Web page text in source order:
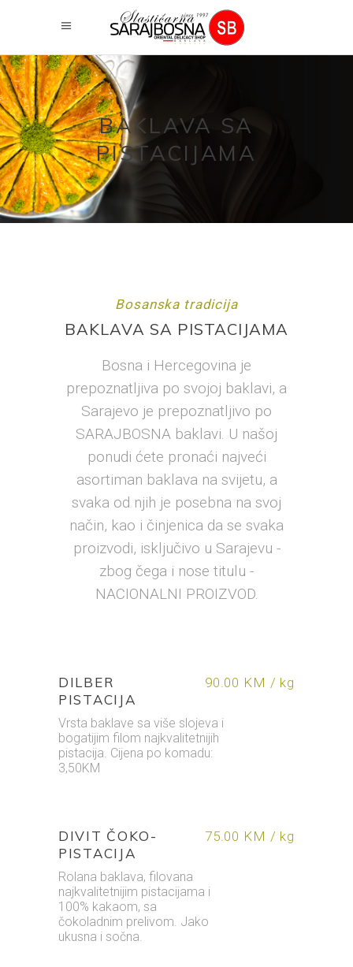
BAKLAVA SA
PISTACIJAMA
Bosanska tradicija
BAKLAVA SA PISTACIJAMA
Bosna i Hercegovina je
prepoznatljiva po svojoj baklavi, a
Sarajevo je prepoznatljivo po
SARAJBOSNA baklavi. U našoj
ponudi ćete pronaći najveći
asortiman baklava na svijetu, a
svaka od njih je posebna na svoj
način, kao i činjenica da se svaka
proizvodi, isključivo u Sarajevu -
zbog čega i nose titulu -
NACIONALNI PROIZVOD.
DILBER
PISTACIJA
90.00 KM / kg
Vrsta baklave sa više slojeva i
bogatijim filom najkvalitetnijih
pistacija. Cijena po komadu:
3,50KM
DIVIT ČOKO-
PISTACIJA
75.00 KM / kg
Rolana baklava, filovana
najkvalitetnijim pistacijama i
100% kakaom, sa
čokoladnim prelivom. Jako
ukusna i sočna.